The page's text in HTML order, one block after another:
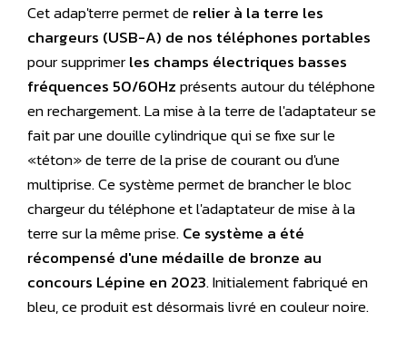
Cet adap'terrepermet derelier à la terre les
chargeurs (USB-A) de nos téléphones portables
pour supprimerles champs électriques basses
fréquences 50/60Hzprésents autour du téléphone
en rechargement. La mise à la terre de l'adaptateur se
fait par une douille cylindrique qui se fixe sur le
«téton» de terre de la prise de courant ou d'une
multiprise. Ce système permet de brancher le bloc
chargeur du téléphone et l'adaptateur de mise à la
terre sur la même prise.Ce système a été
récompensé d'une médaille de bronze au
concours Lépine en 2023. Initialement fabriqué en
bleu, ce produit est désormais livré en couleur noire.